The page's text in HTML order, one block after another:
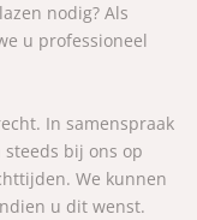
nodig? Als
u professioneel
In samenspraak
bij ons op
We kunnen
u dit wenst.